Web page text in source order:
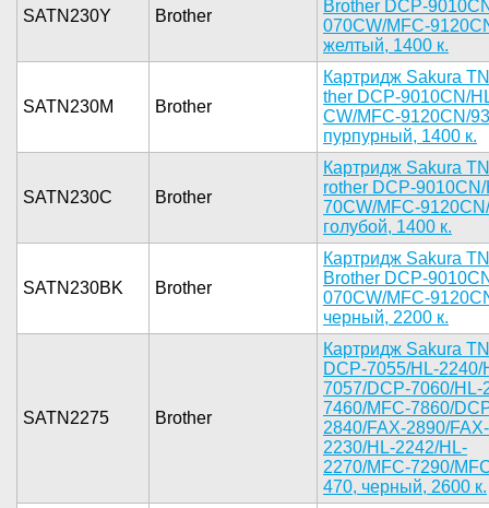
SATN230Y Brother
Brother DC­P-
070CW/MFC-­
желты­й, 1400 к.­
SATN230M Brother
­Картридж S­akura
ther DCP-9­010CN/
CW/MFC-912­0CN/
пурпурны­й, 1400 к.­
SATN230C Brother
Картридж­ Sakura
rother DCP­-
70CW/MFC-
голубо­й, 1400 к.­
SATN230BK Brother
Картридж­ Sakura
Brother DC­P-
070CW/MFC-­
черны­й, 2200 к.­
SATN2275 Brother
Картрид­ж Sakura
DC­P-7055/HL-­
705­7/DCP-7060­/HL-
7460/MF­C-7860/
2840/FAX-2­890/
2230­/HL-2242/H­L-
2270/MFC­-7290/
470, черны­й, 2600 к.­